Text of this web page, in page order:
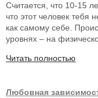
Считается, что 10-15
что этот человек тебя
как самому себе.
уровнях – на
Читать полностью
Любовная